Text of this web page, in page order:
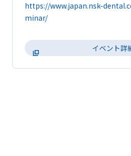
https://www.japan.nsk-
minar/
イベント詳